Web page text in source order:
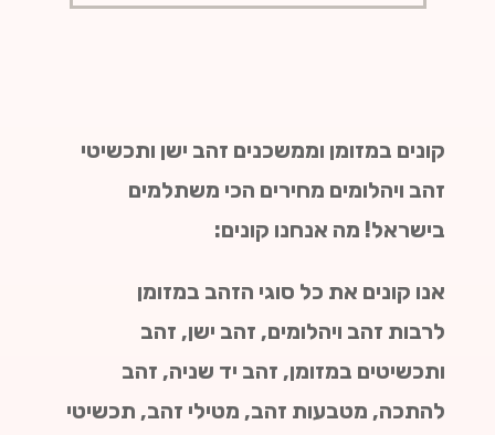
קונים במזומן וממשכנים זהב ישן ותכשיטי
זהב ויהלומים מחירים הכי משתלמים
בישראל! מה אנחנו קונים:
אנו קונים את כל סוגי הזהב במזומן
לרבות זהב ויהלומים, זהב ישן, זהב
ותכשיטים במזומן, זהב יד שניה, זהב
להתכה, מטבעות זהב, מטילי זהב, תכשיטי